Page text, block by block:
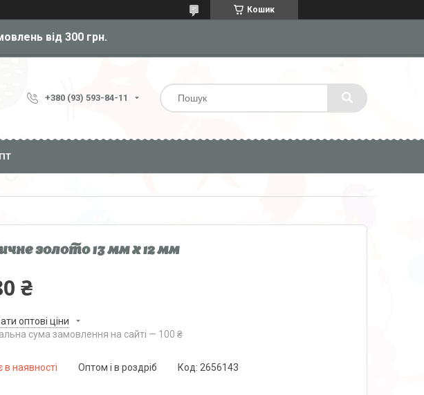
Кошик
від 300 грн.
+380 (93) 593-84-11
золото 13 мм x 12 мм
₴
оптові ціни
сума замовлення на сайті — 100 ₴
в наявності Оптом і в роздріб Код: 2656143